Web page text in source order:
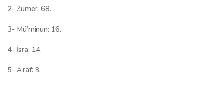
2- Zümer: 68.
3- Mü’minun: 16.
4- İsra: 14.
5- A’raf: 8.